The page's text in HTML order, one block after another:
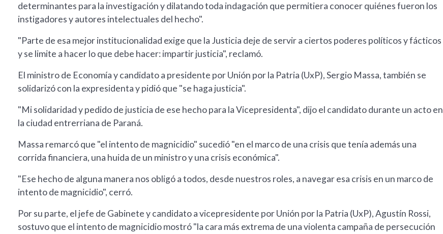
determinantes para la investigación y dilatando toda indagación que permitiera conocer quiénes fueron los
instigadores y autores intelectuales del hecho".
"Parte de esa mejor institucionalidad exige que la Justicia deje de servir a ciertos poderes políticos y fácticos
y se limite a hacer lo que debe hacer: impartir justicia", reclamó.
El ministro de Economía y candidato a presidente por Unión por la Patria (UxP), Sergio Massa, también se
solidarizó con la expresidenta y pidió que "se haga justicia".
"Mi solidaridad y pedido de justicia de ese hecho para la Vicepresidenta", dijo el candidato durante un acto en
la ciudad entrerriana de Paraná.
Massa remarcó que "el intento de magnicidio" sucedió "en el marco de una crisis que tenía además una
corrida financiera, una huida de un ministro y una crisis económica".
"Ese hecho de alguna manera nos obligó a todos, desde nuestros roles, a navegar esa crisis en un marco de
intento de magnicidio", cerró.
Por su parte, el jefe de Gabinete y candidato a vicepresidente por Unión por la Patria (UxP), Agustín Rossi,
sostuvo que el intento de magnicidio mostró "la cara más extrema de una violenta campaña de persecución